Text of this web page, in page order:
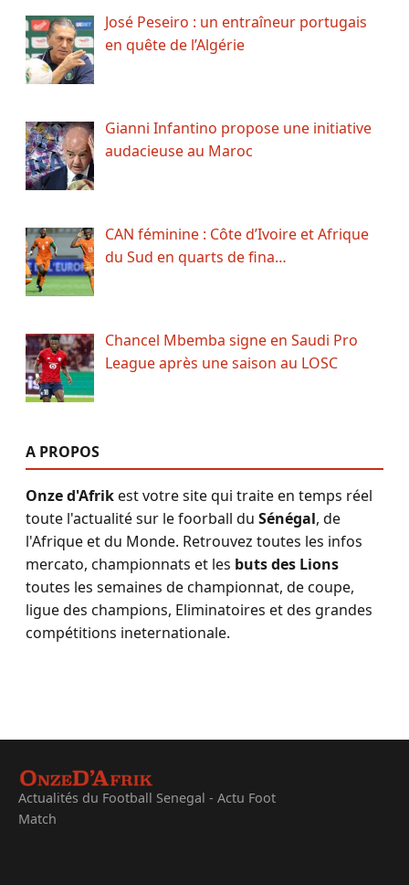
José Peseiro : un entraîneur portugais
en quête de l’Algérie
Gianni Infantino propose une initiative
audacieuse au Maroc
CAN féminine : Côte d’Ivoire et Afrique
du Sud en quarts de fina…
Chancel Mbemba signe en Saudi Pro
League après une saison au LOSC
A PROPOS
Onze d'Afrikest votre site qui traite en temps réel
toute l'actualité sur le foorball du Sénégal, de
l'Afrique et du Monde. Retrouvez toutes les infos
mercato, championnats et les buts des Lions
toutes les semaines de championnat, de coupe,
ligue des champions, Eliminatoires et des grandes
compétitions ineternationale.
Actualités du Football Senegal - Actu Foot
Match